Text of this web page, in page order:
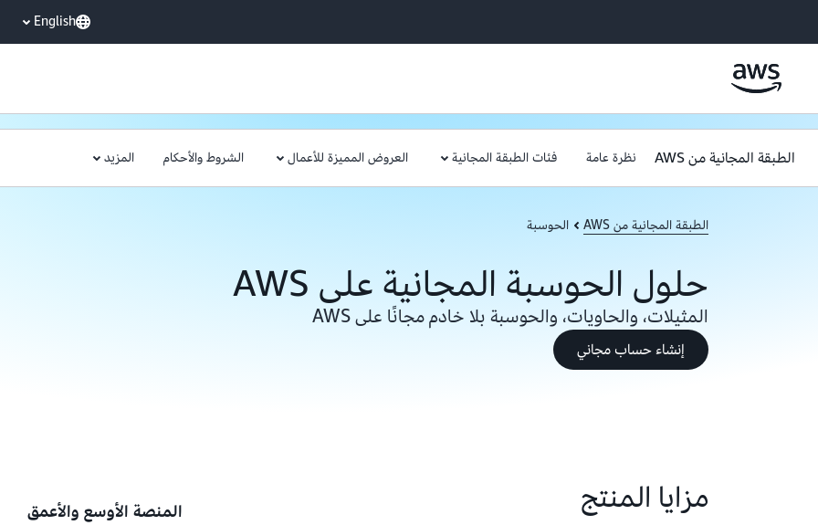
English
الطبقة المجانية من AWS نظرة عامة فئات الطبقة المجانية العروض المميزة للأعمال الشروط والأحكام المزيد
الطبقة المجانية من AWS الحوسبة
حلول الحوسبة المجانية على AWS
المثيلات، والحاويات، والحوسبة بلا خادم مجانًا على AWS
إنشاء حساب مجاني
مزايا المنتج المنصة الأوسع والأعمق